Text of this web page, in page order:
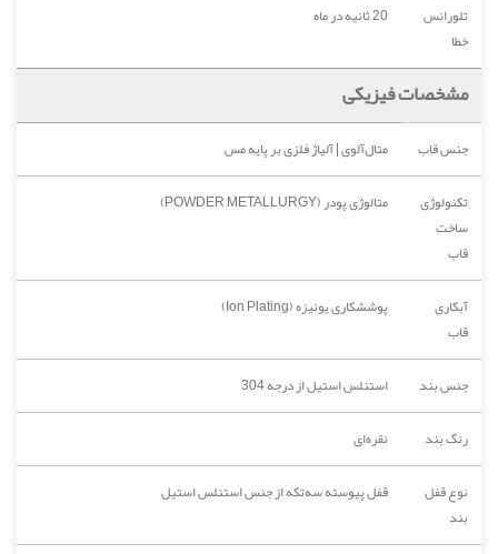
تلورانس
خطا
20 ثانیه در ماه
مشخصات فیزیکی
جنس قاب
متال‌آلوی | آلیاژ فلزی بر پایه مس
تکنولوژی
ساخت
قاب
متالوژی پودر (POWDER METALLURGY)
آبکاری
قاب
پوششکاری یونیزه (Ion Plating)
جنس بند
استنلس استیل از درجه 304
رنگ بند
نقره‌ای
نوع قفل
بند
قفل پیوسته سه‌تکه از جنس استنلس استیل